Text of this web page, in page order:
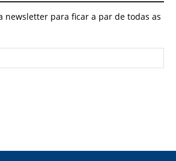
newsletter para ficar a par de todas as